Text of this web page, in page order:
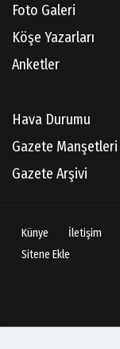
Foto Galeri
Köşe Yazarları
Anketler
Hava Durumu
Gazete Manşetleri
Gazete Arşivi
Künye İletişim
Sitene Ekle